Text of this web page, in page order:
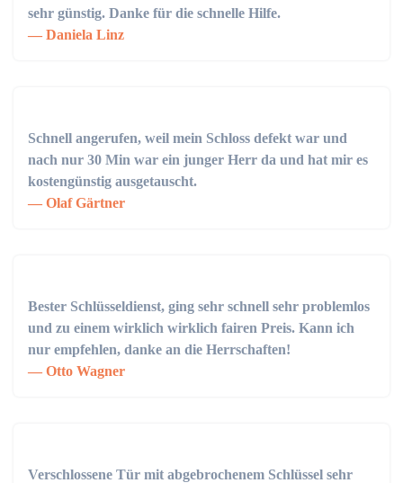
sehr günstig. Danke für die schnelle Hilfe.
Daniela Linz
Schnell angerufen, weil mein Schloss defekt war und
nach nur 30 Min war ein junger Herr da und hat mir es
kostengünstig ausgetauscht.
Olaf Gärtner
Bester Schlüsseldienst, ging sehr schnell sehr problemlos
und zu einem wirklich wirklich fairen Preis. Kann ich
nur empfehlen, danke an die Herrschaften!
Otto Wagner
Verschlossene Tür mit abgebrochenem Schlüssel sehr